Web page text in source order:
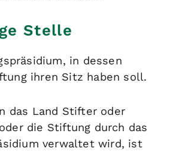
Stelle
in dessen
ihren Sitz haben soll.
das Land Stifter oder
die Stiftung durch das
verwaltet wird, ist